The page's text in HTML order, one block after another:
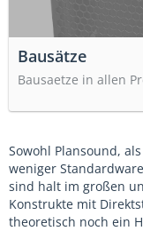
Bausätze
Bausaetze in allen
Sowohl Plansound,
weniger
sind halt im großen
Konstrukte mit
theoretisch noch ein